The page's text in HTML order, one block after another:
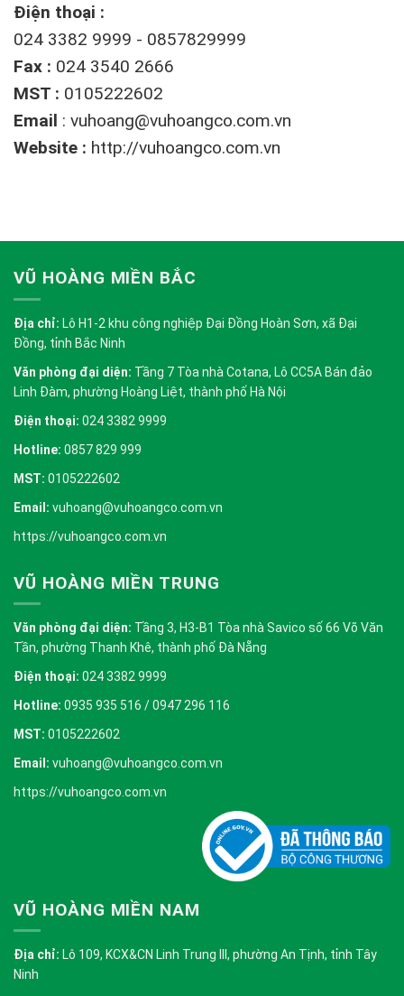
Điện thoại :
024 3382 9999 - 0857829999
Fax : 024 3540 2666
MST : 0105222602
Email : vuhoang@vuhoangco.com.vn
Website : http://vuhoangco.com.vn
VŨ HOÀNG MIỀN BẮC
Địa chỉ: Lô H1-2 khu công nghiệp Đại Đồng Hoàn Sơn, xã Đại
Đồng, tỉnh Bắc Ninh
Văn phòng đại diện: Tầng 7 Tòa nhà Cotana, Lô CC5A Bán đảo
Linh Đàm, phường Hoàng Liệt, thành phố Hà Nội
Điện thoại: 024 3382 9999
Hotline: 0857 829 999
MST: 0105222602
Email: vuhoang@vuhoangco.com.vn
https://vuhoangco.com.vn
VŨ HOÀNG MIỀN TRUNG
Văn phòng đại diện: Tầng 3, H3-B1 Tòa nhà Savico số 66 Võ Văn
Tần, phường Thanh Khê, thành phố Đà Nẵng
Điện thoại: 024 3382 9999
Hotline: 0935 935 516 / 0947 296 116
MST: 0105222602
Email: vuhoang@vuhoangco.com.vn
https://vuhoangco.com.vn
VŨ HOÀNG MIỀN NAM
Địa chỉ: Lô 109, KCX&CN Linh Trung III, phường An Tịnh, tỉnh Tây
Ninh